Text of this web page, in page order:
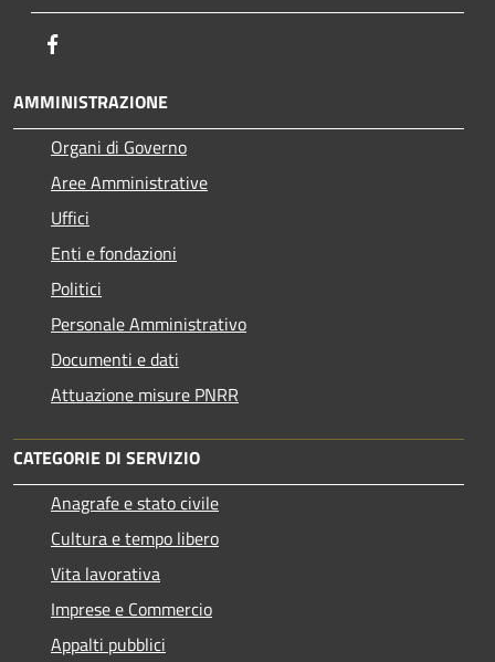
AMMINISTRAZIONE
Organi di Governo
Aree Amministrative
Uffici
Enti e fondazioni
Politici
Personale Amministrativo
Documenti e dati
Attuazione misure PNRR
CATEGORIE DI SERVIZIO
Anagrafe e stato civile
Cultura e tempo libero
Vita lavorativa
Imprese e Commercio
Appalti pubblici